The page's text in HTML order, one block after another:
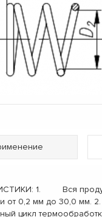
1. Вся
от 0,2 мм до 30,0 мм.
цикл